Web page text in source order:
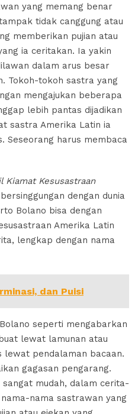
yang memang benar
tidak canggung atau
memberikan pujian atau
ia ceritakan. Ia yakin
dalam arus besar
Tokoh-tokoh sastra yang
mengajukan beberapa
lebih pantas dijadikan
sastra Amerika Latin ia
Seseorang harus membaca
Kesusastraan
dengan dunia
Bolano bisa dengan
Amerika Latin
lengkap dengan nama
dan Puisi
seperti mengabarkan
lewat lamunan atau
lewat pendalaman bacaan.
gagasan pengarang.
mudah, dalam cerita-
nama sastrawan yang